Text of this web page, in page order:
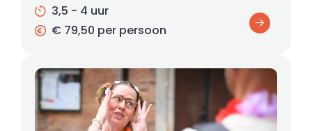
3,5 - 4 uur
€ 79,50 per persoon